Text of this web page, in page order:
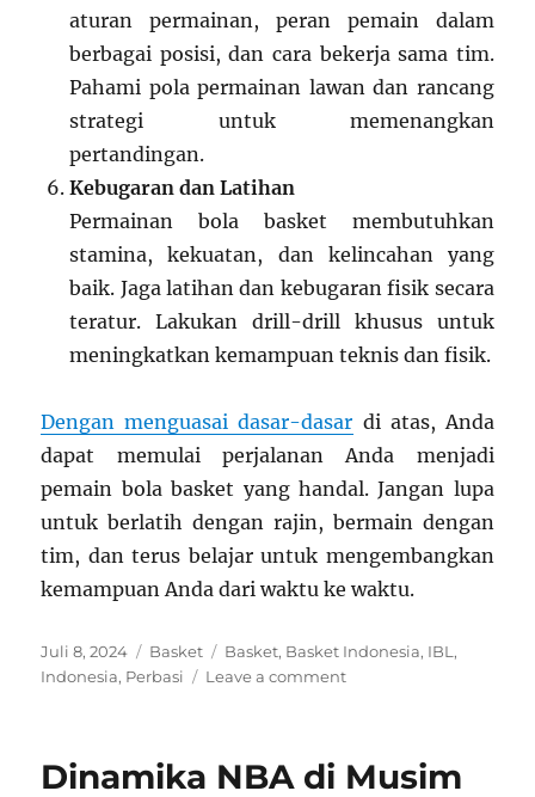
aturan permainan, peran pemain dalam
berbagai posisi, dan cara bekerja sama tim.
Pahami pola permainan lawan dan rancang
strategi untuk memenangkan
pertandingan.
Kebugaran dan Latihan
Permainan bola basket membutuhkan
stamina, kekuatan, dan kelincahan yang
baik. Jaga latihan dan kebugaran fisik secara
teratur. Lakukan drill-drill khusus untuk
meningkatkan kemampuan teknis dan fisik.
Dengan menguasai dasar-dasar di atas, Anda
dapat memulai perjalanan Anda menjadi
pemain bola basket yang handal. Jangan lupa
untuk berlatih dengan rajin, bermain dengan
tim, dan terus belajar untuk mengembangkan
kemampuan Anda dari waktu ke waktu.
Posted
on
Juli 8, 2024 Categories
Basket Tags
Basket, Basket Indonesia, IBL ,
Indonesia, Perbasi Leave a commenton
Permainan
Dinamika NBA di Musim